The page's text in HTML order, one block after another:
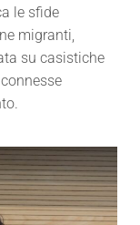
le sfide
migranti,
su casistiche